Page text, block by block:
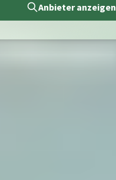
Anbieter anzeigen